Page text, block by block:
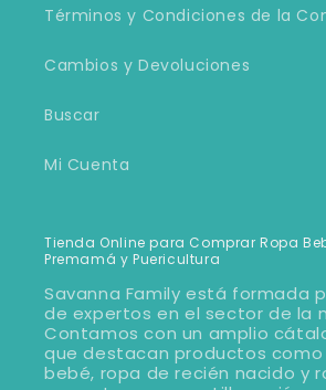
Términos y Condiciones de la
Cambios y Devoluciones
Buscar
Mi Cuenta
Tienda Online para Comprar Ropa
Premamá y Puericultura
Savanna Family está formada
de expertos en el sector de la
Contamos con un amplio
que destacan productos como
bebé, ropa de recién nacido y